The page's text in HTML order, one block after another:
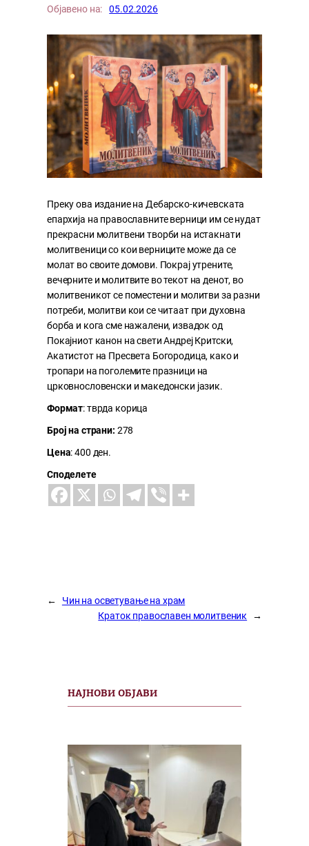
Објавено на: 05.02.2026
Преку ова издание на Дебарско-кичевската
епархија на православните верници им се нудат
прекрасни молитвени творби на истакнати
молитвеници со кои верниците може да се
молат во своите домови. Покрај утрените,
вечерните и молитвите во текот на денот, во
молитвеникот се поместени и молитви за разни
потреби, молитви кои се читаат при духовна
борба и кога сме нажалени, извадок од
Покајниот канон на свети Андреј Критски,
Акатистот на Пресвета Богородица, како и
тропари на поголемите празници на
црковнословенски и македонски јазик.
Формат: тврда корица
Број на страни: 278
Цена: 400 ден.
Споделете
←
Чин на осветување на храм
Краток православен молитвеник
→
НАЈНОВИ ОБЈАВИ